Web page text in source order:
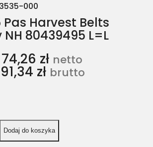
000
Harvest Belts
80439495 L=L
74,26 zł netto
91,34 zł brutto
Dodaj do koszyka